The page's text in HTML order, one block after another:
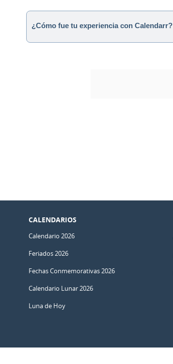
¿Cómo fue tu experiencia con Calendarr?
CALENDARIOS
Calendario 2026
Feriados 2026
Fechas Conmemorativas 2026
Calendario Lunar 2026
Luna de Hoy